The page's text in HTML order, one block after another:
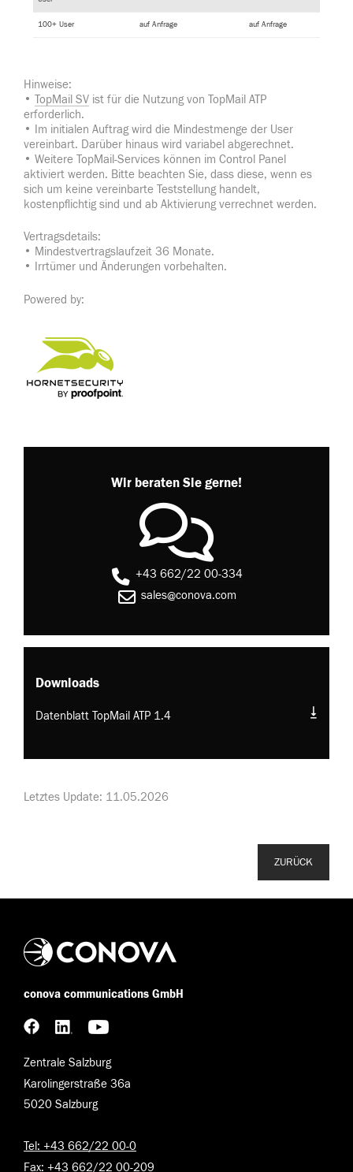
100+ User auf Anfrage auf Anfrage
Hinweise:
• TopMail SV ist für die Nutzung von TopMail ATP
erforderlich.
• Im initialen Auftrag wird die Mindestmenge der User
vereinbart. Darüber hinaus wird variabel abgerechnet.
• Weitere TopMail-Services können im Control Panel
aktiviert werden. Bitte beachten Sie, dass diese, wenn es
sich um keine vereinbarte Teststellung handelt,
kostenpflichtig sind und ab Aktivierung verrechnet werden.
Vertragsdetails:
• Mindestvertragslaufzeit 36 Monate.
• Irrtümer und Änderungen vorbehalten.
Powered by:
Wir beraten Sie gerne!
+43 662/22 00-334
sales@conova.com
Downloads
Datenblatt TopMail ATP 1.4
Letztes Update: 11.05.2026
ZURÜCK
conova communications GmbH
Zentrale Salzburg
Karolingerstraße 36a
5020 Salzburg
Tel: +43 662/22 00-0
Fax: +43 662/22 00-209